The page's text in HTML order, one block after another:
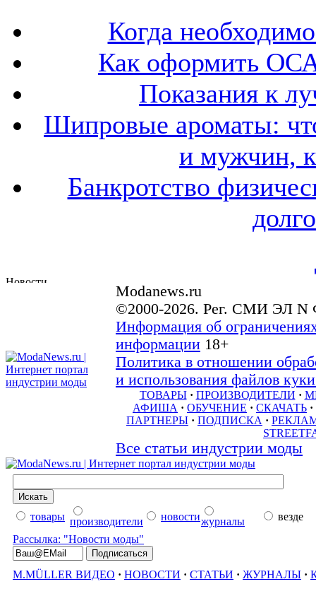
Когда
Как оформить
Показания к
Шипровые ароматы:
и мужчин,
Банкротство
Modanews.ru
©2000-2026. Рег. СМИ ЭЛ N
Информация об
информации 18+
Политика в отношении
и использования файлов
ТОВАРЫ · ПРОИЗВОДИТЕЛИ ·
АФИША · ОБУЧЕНИЕ · СКАЧАТЬ ·
ПАРТНЕРЫ · ПОДПИСКА ·
Все статьи индустрии моды
товары производители новостижурналы
везде
Рассылка: "Новости моды"
M.MÜLLER ВИДЕО · НОВОСТИ · СТАТЬИ · ЖУРНАЛЫ ·